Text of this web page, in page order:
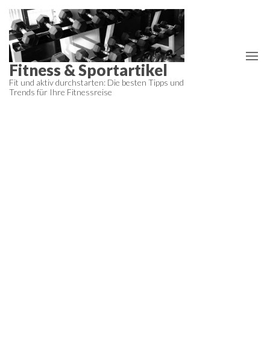
Zum
Inhalt
springen
Fitness & Sportartikel
Fit und aktiv durchstarten: Die besten Tipps und
Trends für Ihre Fitnessreise